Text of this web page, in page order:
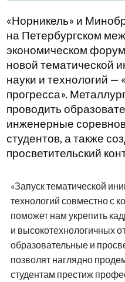
«Норникель» и
на Петербургском
экономическом
новой тематической
науки и технологий —
прогресса».
проводить
инженерные
студентов, а также
просветительский
«Запуск тематической
технологий совместно с
поможет нам укрепить
и высокотехнологичных
образовательные и
позволят наглядно
студентам престиж